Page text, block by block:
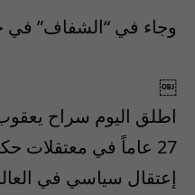
وجاء في “الشفاف” في
￼
اطلق اليوم سراح
27 عاماً في معتقلات
إعتقال سياسي في